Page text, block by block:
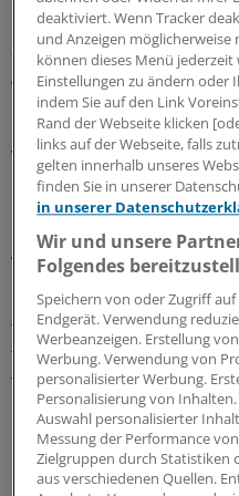
MDS für die
andere Zugänge zum
Arbeitswelt.
Checklisten und
Voraberkrankungen
Fehler zu verhindern,
Leitende Ärztin des MDK
Vor acht Wochen hatte die
Behandlungsfehlerstatistik
Gutachterkommissionen
Kammern hatten 2017
mutmaßlichen
erkannten sie auf
Risikoaufklärung.
Die meiten
deaktiviert. Wenn Tracker
und Anzeigen möglicherweise
können dieses Menü
Einstellungen zu ändern oder
indem Sie auf den Link
Rand der Webseite klicken
links auf der Webseite, falls
gelten innerhalb unseres
finden Sie in unserer
in unserer
Wir und unsere
Folgendes
Speichern von oder Zugriff
Endgerät. Verwendung
Werbeanzeigen. Erstellung
Werbung. Verwendung von
personalisierter Werbung.
Personalisierung von
Auswahl personalisierter
Messung der Performance
Zielgruppen durch Statistiken
aus verschiedenen Quellen.